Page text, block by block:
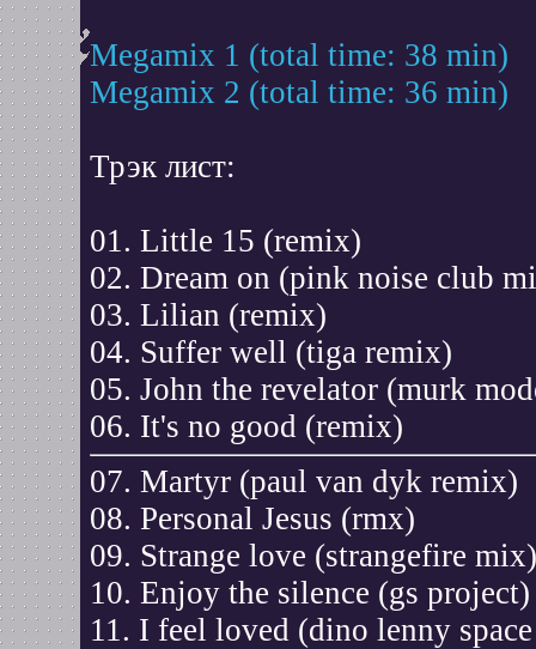
Megamix 1 (total time: 38 min)
Megamix 2 (total time: 36 min)
Трэк лист:
01. Little 15 (remix)
02. Dream on (pink noise club
03. Lilian (remix)
04. Suffer well (tiga remix)
05. John the revelator (murk
06. It's no good (remix)
07. Martyr (paul van dyk remix)
08. Personal Jesus (rmx)
09. Strange love (strangefire mix)
10. Enjoy the silence (gs project)
11. I feel loved (dino lenny